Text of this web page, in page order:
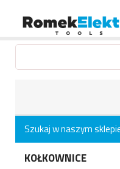
KOŁKOWNICE